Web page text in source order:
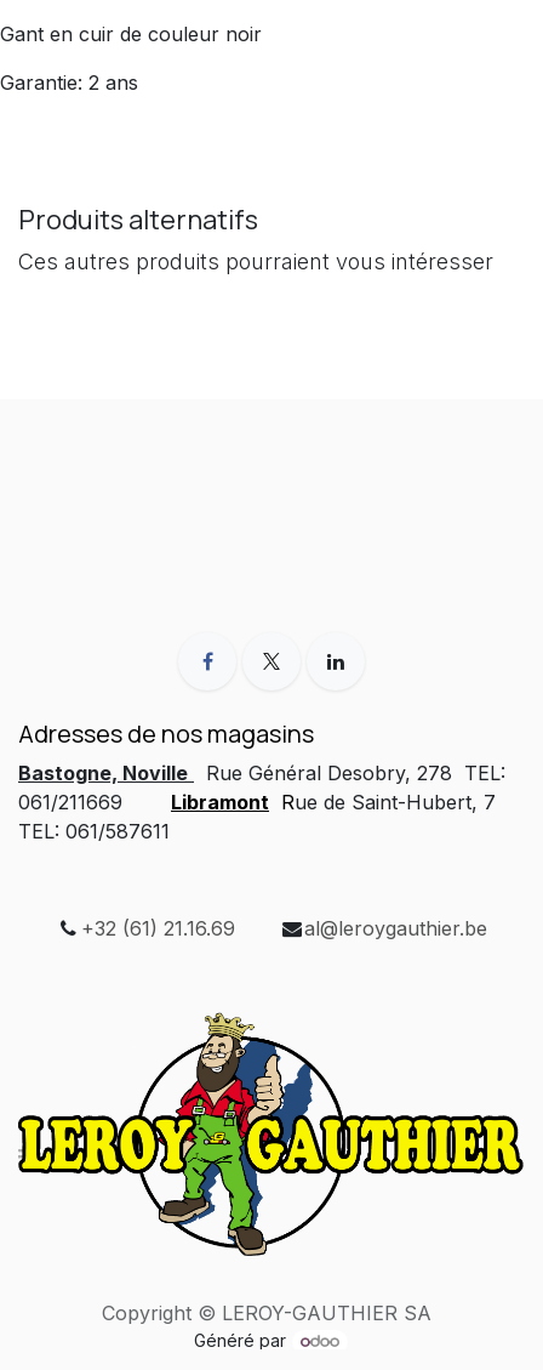
Gant en cuir de couleur noir
Garantie: 2 ans
Produits alternatifs
Ces autres produits pourraient vous intéresser
Adresses de nos magasins
Bastogne, Noville
Rue Général Desobry, 278 TEL:
061/211669
Libramont Rue de Saint-Hubert, 7
TEL: 061/587611
+32 (61) 21.16.69 al@leroygauthier.be
Copyright © LEROY-GAUTHIER SA
Généré par